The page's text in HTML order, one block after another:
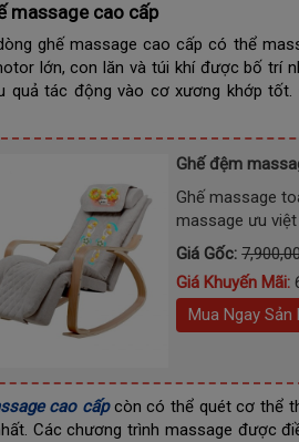
massage cao cấp
ghế massage cao cấp có thể
lớn, con lăn và túi khí được bố trí
quả tác động vào cơ xương khớp
Ghế đệm
Ghế massage
massage ưu
Giá Gốc:
Giá Khuyến Mãi:
Mua Ngay Sản
cao cấpcòn có thể quét cơ thể
Các chương trình massage được